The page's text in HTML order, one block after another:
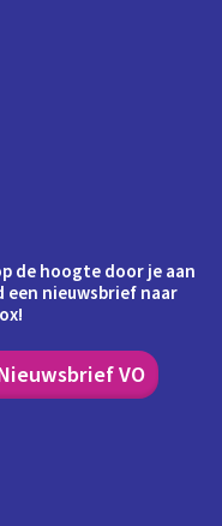
de hoogte door je aan
een nieuwsbrief naar
VO